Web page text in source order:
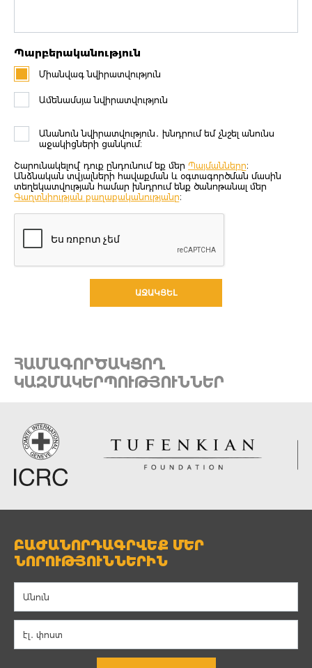
Պարբերականություն
Միանվագ նվիրատվություն
Ամենամսյա նվիրատվություն
Անանուն նվիրատվություն․ խնդրում եմ չնշել անունս
աջակիցների ցանկում։
Շարունակելով՝ դուք ընդունում եք մեր Պայմանները։
Անձնական տվյալների հավաքման և օգտագործման մասին
տեղեկատվության համար խնդրում ենք ծանոթանալ մեր
Գաղտնիության քաղաքականությանը։
ԱՋԱԿՑԵԼ
ՀԱՄԱԳՈՐԾԱԿՑՈՂ
ԿԱԶՄԱԿԵՐՊՈՒԹՅՈՒՆՆԵՐ
ԲԱԺԱՆՈՐԴԱԳՐՎԵՔ ՄԵՐ
ՆՈՐՈՒԹՅՈՒՆՆԵՐԻՆ